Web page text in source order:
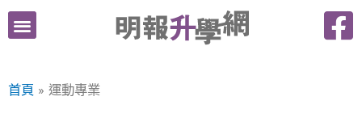
跳
內首頁 運動專業